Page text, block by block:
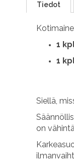
Tiedot
1
1
Siellä,
on